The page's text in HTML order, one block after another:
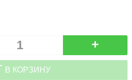
+
В КОРЗИНУ